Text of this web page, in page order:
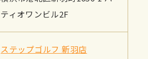
ティオワンビル2F
ステップゴルフ 新羽店